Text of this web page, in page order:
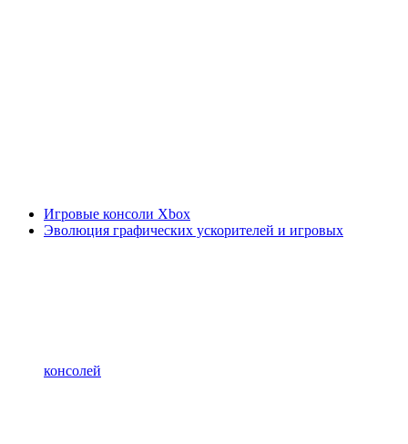
Игровые консоли Xbox
Эволюция графических ускорителей и игровых
консолей